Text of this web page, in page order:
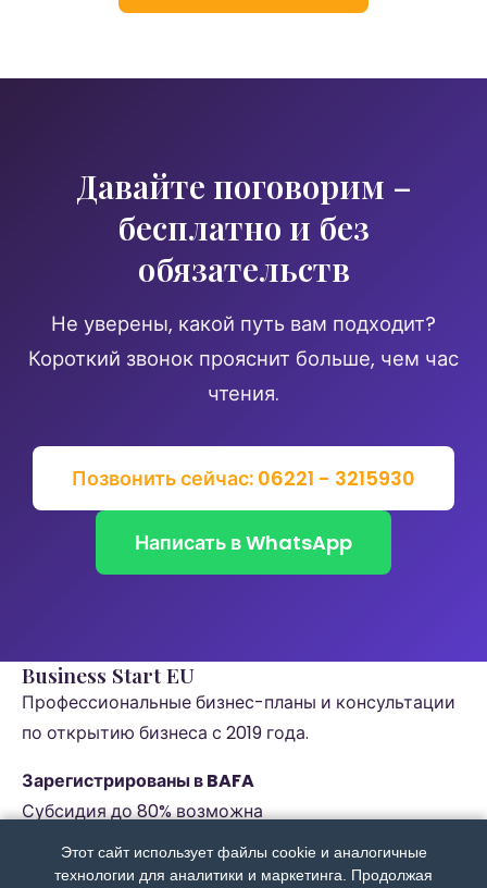
Давайте поговорим –
бесплатно и без
обязательств
Не уверены, какой путь вам подходит?
Короткий звонок прояснит больше, чем час
чтения.
Позвонить сейчас: 06221 - 3215930
Написать в WhatsApp
Business Start EU
Профессиональные бизнес-планы и консультации
по открытию бизнеса с 2019 года.
Зарегистрированы в BAFA
Субсидия до 80% возможна
Контакты
Этот сайт использует файлы cookie и аналогичные
технологии для аналитики и маркетинга. Продолжая